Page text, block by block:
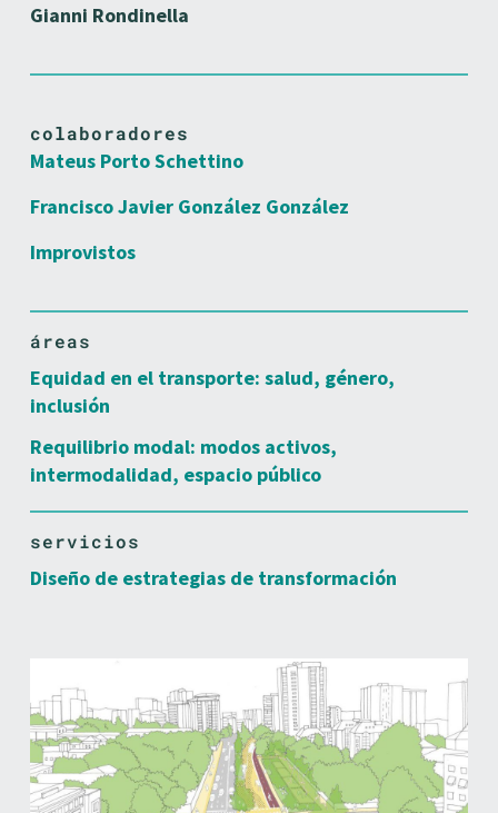
Gianni Rondinella
colaboradores
Mateus Porto Schettino
Francisco Javier González González
Improvistos
áreas
Equidad en el transporte: salud, género,
inclusión
Requilibrio modal: modos activos,
intermodalidad, espacio público
servicios
Diseño de estrategias de transformación